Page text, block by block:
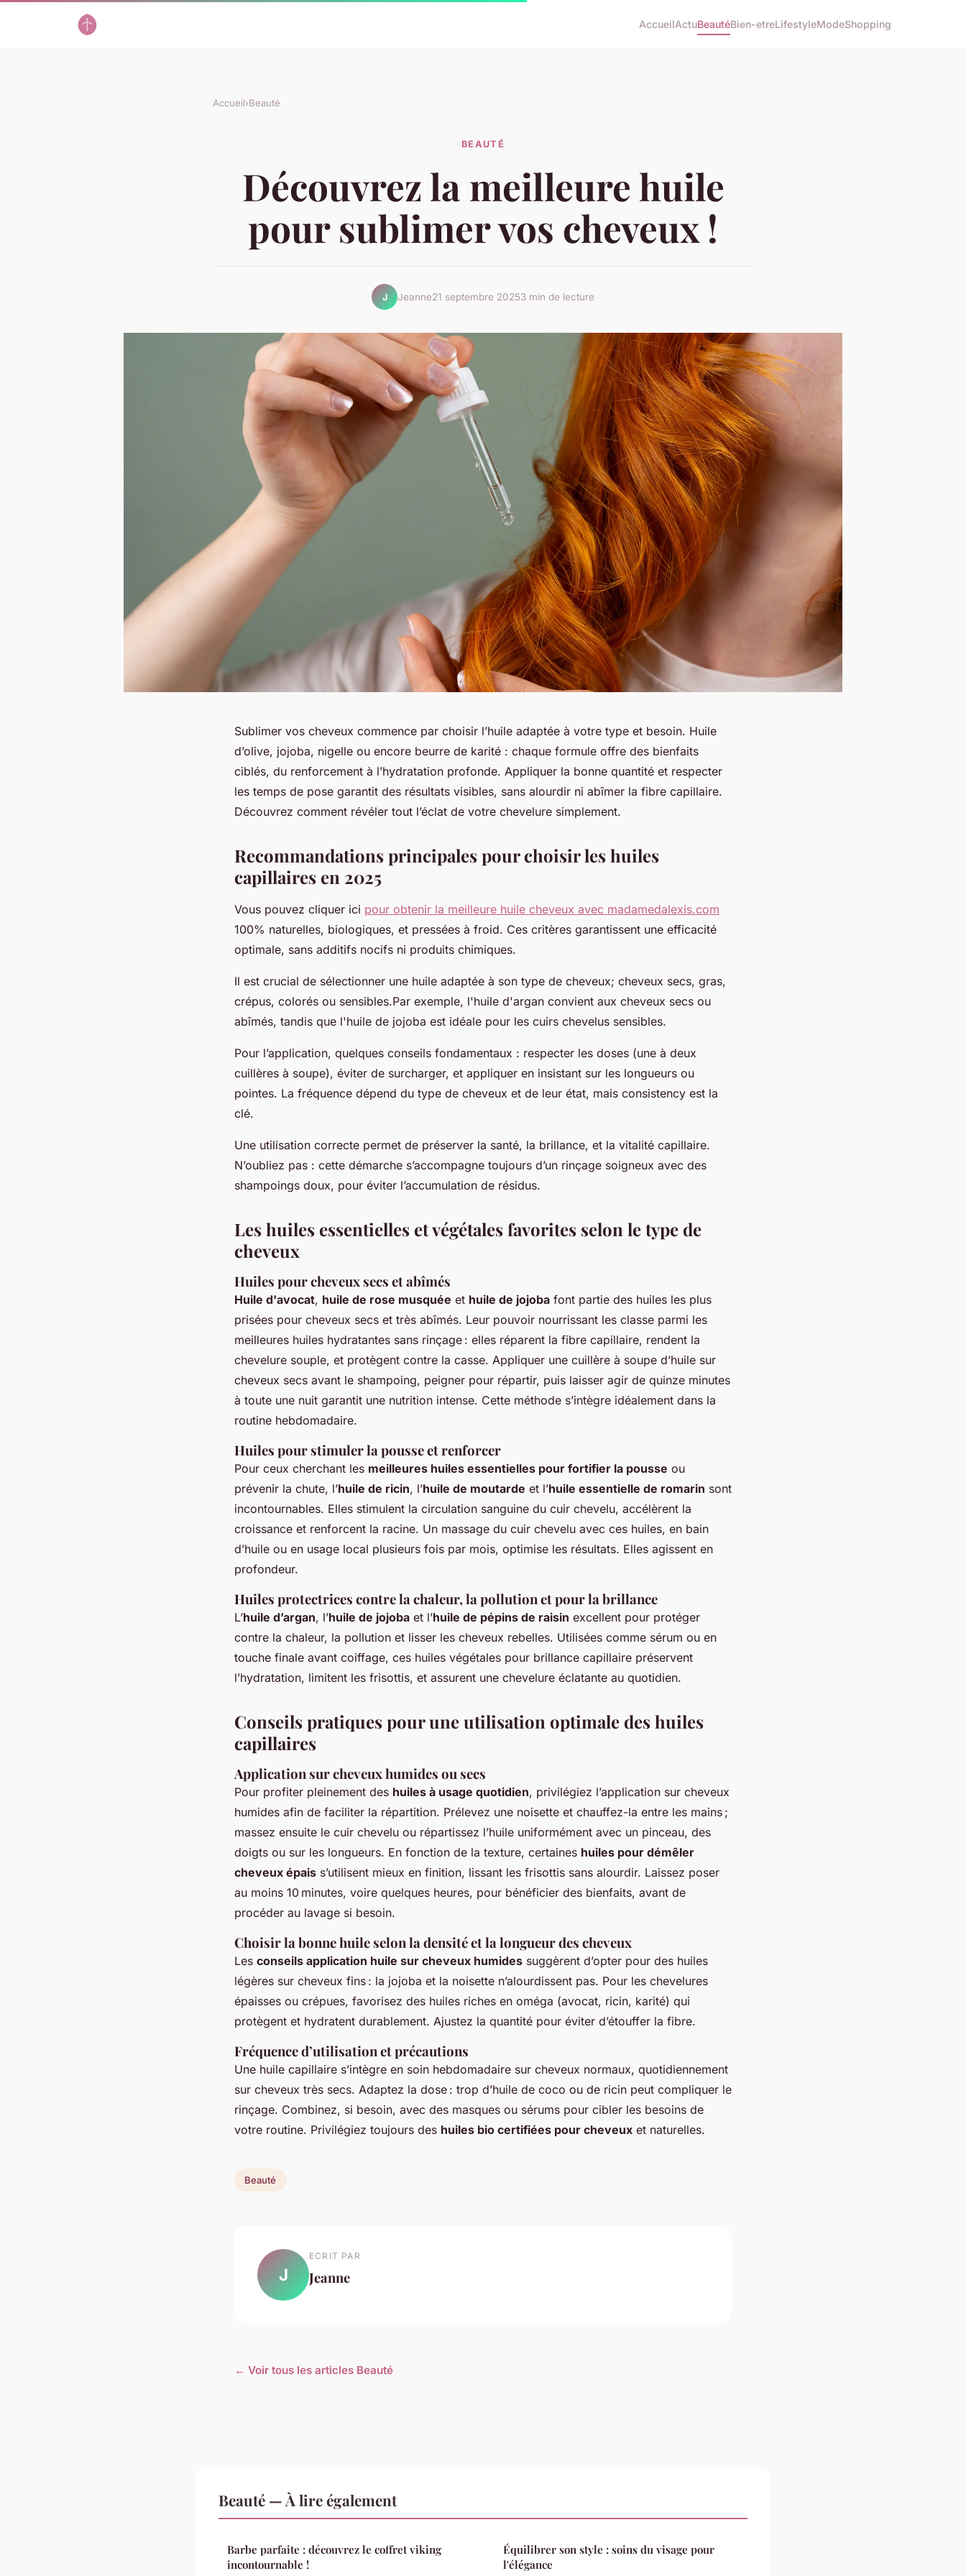
AccueilActuBeautéBien-etreLifestyleModeShopping
Accueil›Beauté
BEAUTÉ
Découvrez la meilleure huile
pour sublimer vos cheveux !
J Jeanne21 septembre 20253 min de lecture
Sublimer vos cheveux commence par choisir l’huile adaptée à votre type et besoin. Huile
d’olive, jojoba, nigelle ou encore beurre de karité : chaque formule offre des bienfaits
ciblés, du renforcement à l’hydratation profonde. Appliquer la bonne quantité et respecter
les temps de pose garantit des résultats visibles, sans alourdir ni abîmer la fibre capillaire.
Découvrez comment révéler tout l’éclat de votre chevelure simplement.
Recommandations principales pour choisir les huiles
capillaires en 2025
Vous pouvez cliquer ici pour obtenir la meilleure huile cheveux avec madamedalexis.com
100% naturelles, biologiques, et pressées à froid. Ces critères garantissent une efficacité
optimale, sans additifs nocifs ni produits chimiques.
Il est crucial de sélectionner une huile adaptée à son type de cheveux; cheveux secs, gras,
crépus, colorés ou sensibles.Par exemple, l'huile d'argan convient aux cheveux secs ou
abîmés, tandis que l'huile de jojoba est idéale pour les cuirs chevelus sensibles.
Pour l’application, quelques conseils fondamentaux : respecter les doses (une à deux
cuillères à soupe), éviter de surcharger, et appliquer en insistant sur les longueurs ou
pointes. La fréquence dépend du type de cheveux et de leur état, mais consistency est la
clé.
Une utilisation correcte permet de préserver la santé, la brillance, et la vitalité capillaire.
N’oubliez pas : cette démarche s’accompagne toujours d’un rinçage soigneux avec des
shampoings doux, pour éviter l’accumulation de résidus.
Les huiles essentielles et végétales favorites selon le type de
cheveux
Huiles pour cheveux secs et abîmés
Huile d'avocat, huile de rose musquée et huile de jojoba font partie des huiles les plus
prisées pour cheveux secs et très abîmés. Leur pouvoir nourrissant les classe parmi les
meilleures huiles hydratantes sans rinçage : elles réparent la fibre capillaire, rendent la
chevelure souple, et protègent contre la casse. Appliquer une cuillère à soupe d’huile sur
cheveux secs avant le shampoing, peigner pour répartir, puis laisser agir de quinze minutes
à toute une nuit garantit une nutrition intense. Cette méthode s’intègre idéalement dans la
routine hebdomadaire.
Huiles pour stimuler la pousse et renforcer
Pour ceux cherchant les meilleures huiles essentielles pour fortifier la pousse ou
prévenir la chute, l’huile de ricin, l’huile de moutarde et l’huile essentielle de romarin sont
incontournables. Elles stimulent la circulation sanguine du cuir chevelu, accélèrent la
croissance et renforcent la racine. Un massage du cuir chevelu avec ces huiles, en bain
d’huile ou en usage local plusieurs fois par mois, optimise les résultats. Elles agissent en
profondeur.
Huiles protectrices contre la chaleur, la pollution et pour la brillance
L’huile d’argan, l’huile de jojoba et l’huile de pépins de raisin excellent pour protéger
contre la chaleur, la pollution et lisser les cheveux rebelles. Utilisées comme sérum ou en
touche finale avant coiffage, ces huiles végétales pour brillance capillaire préservent
l’hydratation, limitent les frisottis, et assurent une chevelure éclatante au quotidien.
Conseils pratiques pour une utilisation optimale des huiles
capillaires
Application sur cheveux humides ou secs
Pour profiter pleinement des huiles à usage quotidien, privilégiez l’application sur cheveux
humides afin de faciliter la répartition. Prélevez une noisette et chauffez-la entre les mains ;
massez ensuite le cuir chevelu ou répartissez l’huile uniformément avec un pinceau, des
doigts ou sur les longueurs. En fonction de la texture, certaines huiles pour démêler
cheveux épais s’utilisent mieux en finition, lissant les frisottis sans alourdir. Laissez poser
au moins 10 minutes, voire quelques heures, pour bénéficier des bienfaits, avant de
procéder au lavage si besoin.
Choisir la bonne huile selon la densité et la longueur des cheveux
Les conseils application huile sur cheveux humides suggèrent d’opter pour des huiles
légères sur cheveux fins : la jojoba et la noisette n’alourdissent pas. Pour les chevelures
épaisses ou crépues, favorisez des huiles riches en oméga (avocat, ricin, karité) qui
protègent et hydratent durablement. Ajustez la quantité pour éviter d’étouffer la fibre.
Fréquence d’utilisation et précautions
Une huile capillaire s’intègre en soin hebdomadaire sur cheveux normaux, quotidiennement
sur cheveux très secs. Adaptez la dose : trop d’huile de coco ou de ricin peut compliquer le
rinçage. Combinez, si besoin, avec des masques ou sérums pour cibler les besoins de
votre routine. Privilégiez toujours des huiles bio certifiées pour cheveux et naturelles.
Beauté
J
ECRIT PAR
Jeanne
← Voir tous les articles Beauté
Beauté — À lire également
Barbe parfaite : découvrez le coffret viking
incontournable !
Équilibrer son style : soins du visage pour
l'élégance